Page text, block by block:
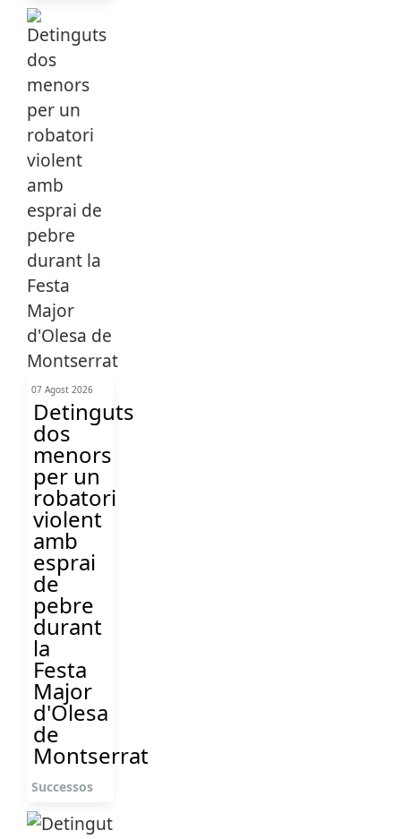
07 Agost 2026
Detinguts
dos
menors
per un
robatori
violent
amb
esprai
de
pebre
durant
la
Festa
Major
d'Olesa
de
Montserrat
Successos